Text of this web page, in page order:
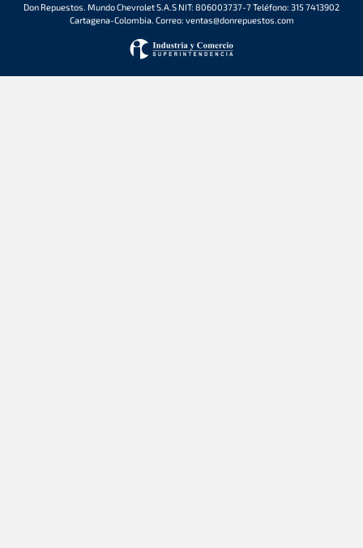
Don Repuestos. Mundo Chevrolet S.A.S NIT: 806003737-7 Teléfono: 315 7413902
Cartagena-Colombia. Correo: ventas@donrepuestos.com